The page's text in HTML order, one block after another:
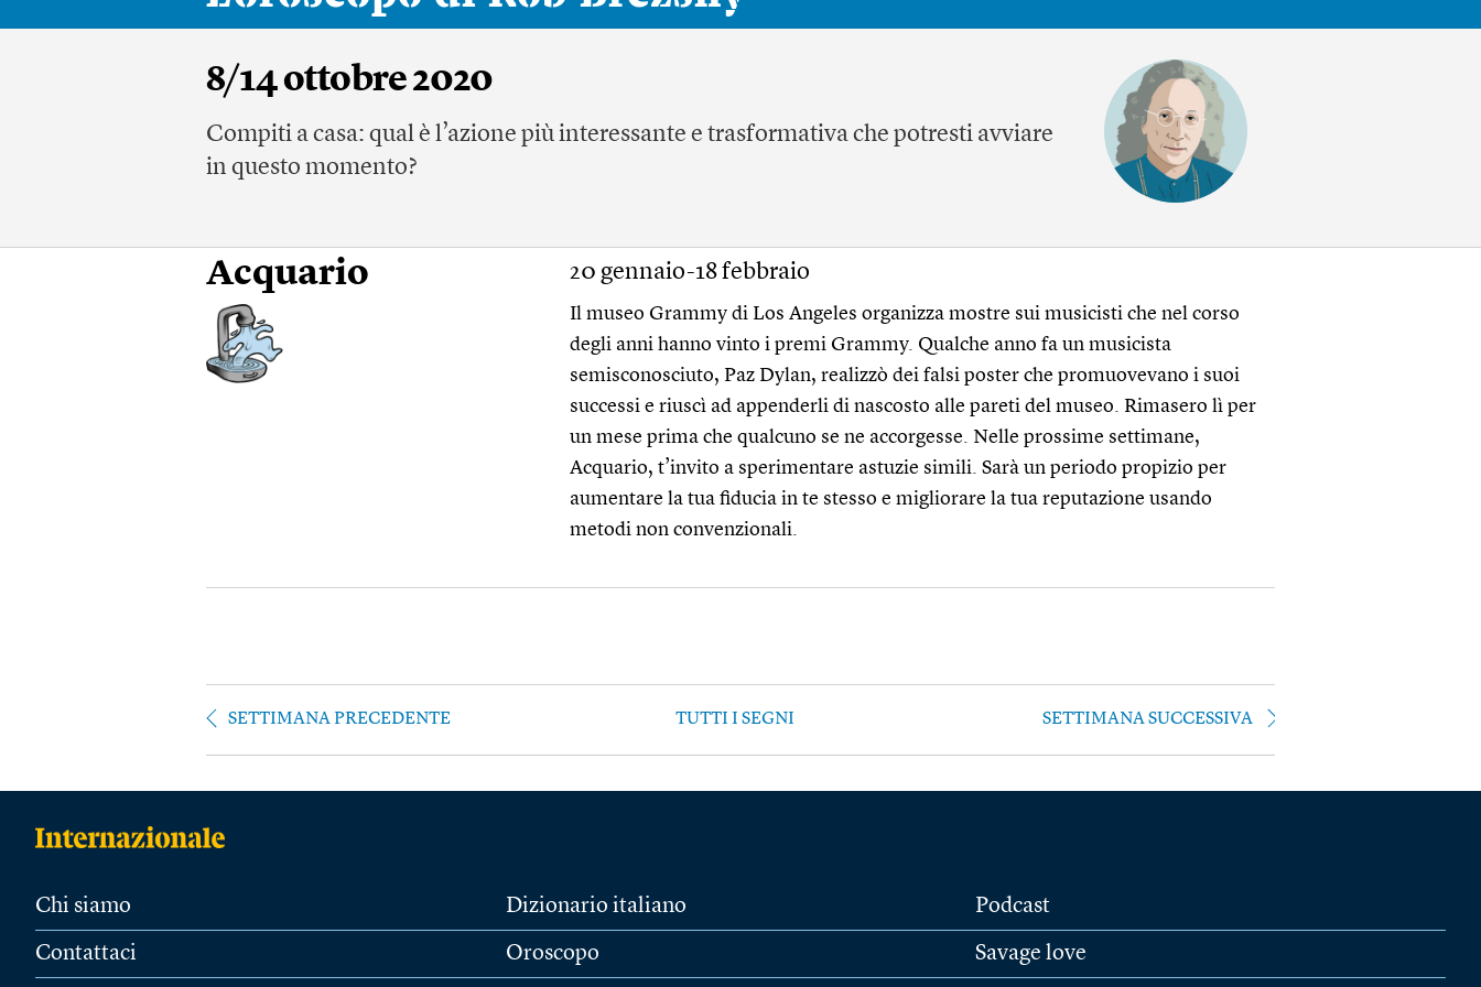
8/14 ottobre 2020
Compiti a casa: qual è l’azione più interessante e trasformativa che potresti avviare
in questo momento?
Acquario 20 gennaio-18 febbraio
Il museo Grammy di Los Angeles organizza mostre sui musicisti che nel corso
degli anni hanno vinto i premi Grammy. Qualche anno fa un musicista
semisconosciuto, Paz Dylan, realizzò dei falsi poster che promuovevano i suoi
successi e riuscì ad appenderli di nascosto alle pareti del museo. Rimasero lì per
un mese prima che qualcuno se ne accorgesse. Nelle prossime settimane,
Acquario, t’invito a sperimentare astuzie simili. Sarà un periodo propizio per
aumentare la tua fiducia in te stesso e migliorare la tua reputazione usando
metodi non convenzionali.
SETTIMANA PRECEDENTE TUTTI I SEGNI SETTIMANA SUCCESSIVA
Chi siamo
Contattaci
Dizionario italiano
Oroscopo
Podcast
Savage love